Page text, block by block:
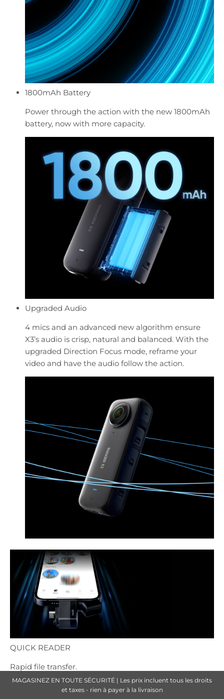
MAGASINEZ EN TOUTE SÉCURITÉ | Les prix incluent tous les droits
et taxes - rien à payer à la livraison
1800mAh Battery
Power through the action with the new 1800mAh
battery, now with more capacity.
Upgraded Audio
4 mics and an advanced new algorithm ensure
X3’s audio is crisp, natural and balanced. With the
upgraded Direction Focus mode, reframe your
video and have the audio follow the action.
QUICK READER
Rapid file transfer.
We all love a timesaver. Grab a Quick Reader to vastly